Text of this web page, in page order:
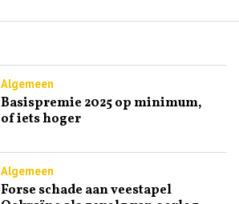
Algemeen
Basispremie 2025 op minimum,
of iets hoger
Algemeen
Forse schade aan veestapel